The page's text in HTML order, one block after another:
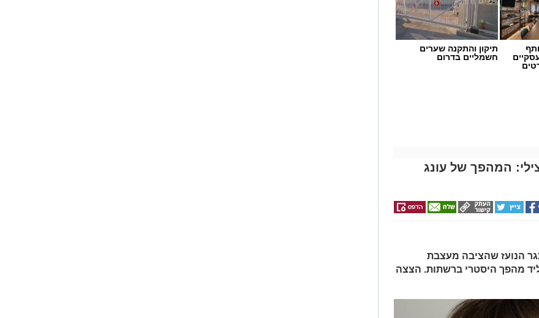
קלינית בשיטתNLP
ויועצת
הפרפרים והחשקים, ובעיקר
בפועל הוא בעיקר הורמון של
קרבה, מגע, חיבור רגשי ועוזר לגוף
תיקון והתקנה שערים
חשמליים בדרום
המהפך של עונג
הנועז שהציבה מעצבת
מהפך היסטרי ברשתות. הצצה